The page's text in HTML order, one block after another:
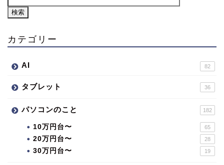
カテゴリー
AI 82
タブレット 36
パソコンのこと 182
10万円台〜 65
20万円台〜 28
30万円台〜 19